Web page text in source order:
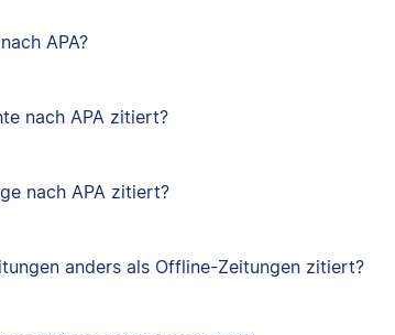
APA?
nach APA zitiert?
nach APA zitiert?
anders als Offline-Zeitungen zitiert?